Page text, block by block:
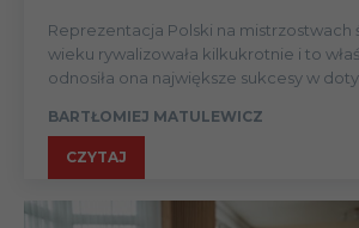
Reprezentacja Polski na mistrzostwach
wieku rywalizowała kilkukrotnie i to
odnosiła ona największe sukcesy w
BARTŁOMIEJ MATULEWICZ
CZYTAJ